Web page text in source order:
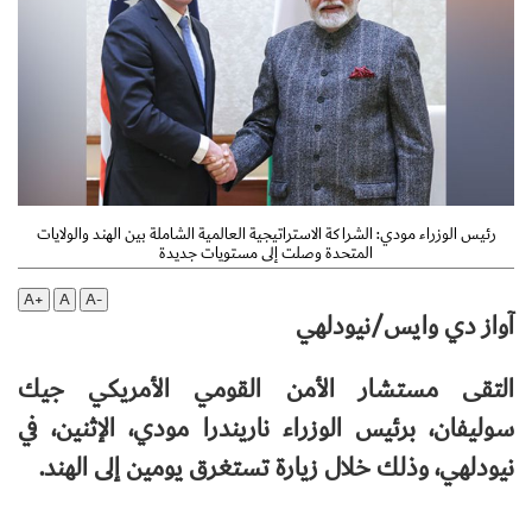
رئيس الوزراء مودي: الشراكة الاستراتيجية العالمية الشاملة بين الهند والولايات
المتحدة وصلت إلى مستويات جديدة
A+
A A-
آواز دي وايس/نيودلهي
التقى مستشار الأمن القومي الأمريكي جيك
سوليفان، برئيس الوزراء ناريندرا مودي، الإثنين، في
نيودلهي، وذلك خلال زيارة تستغرق يومين إلى الهند.